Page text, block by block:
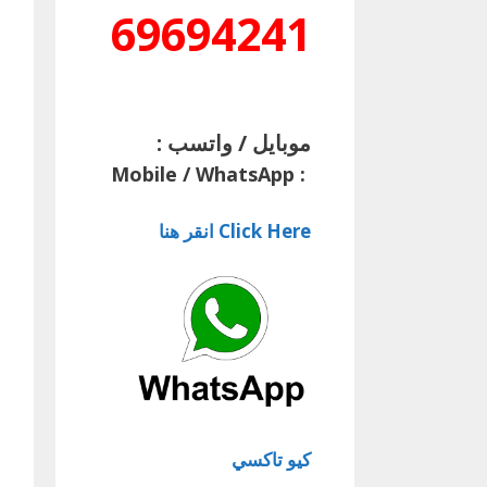
69694241
موبايل / واتسب :
:
Mobile / WhatsApp
Click Here انقر هنا
كيو تاكسي